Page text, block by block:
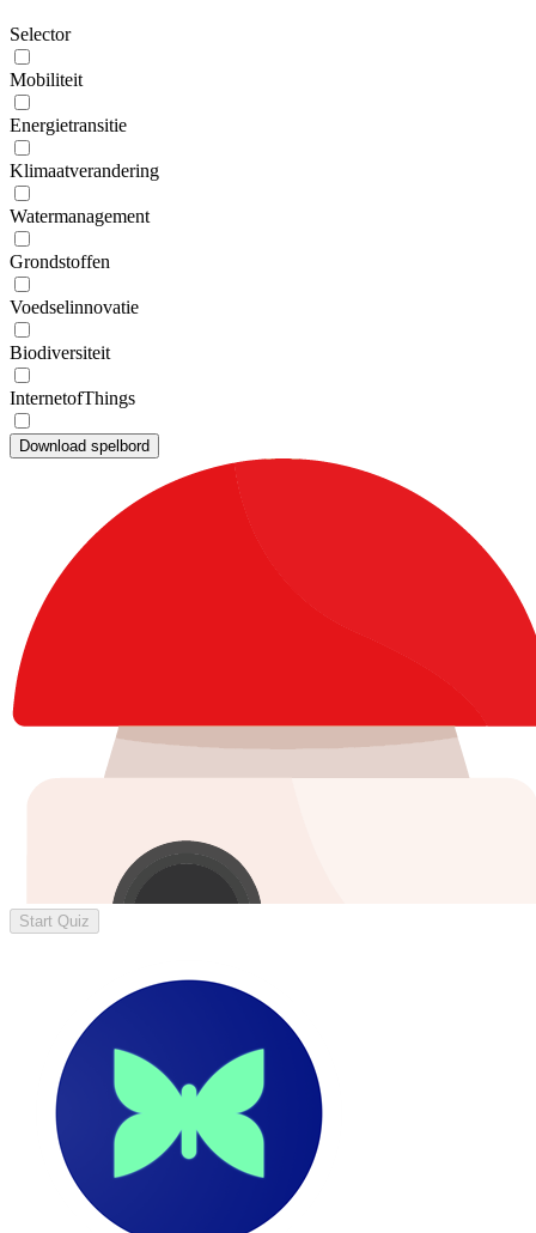
Selector
Mobiliteit
Energietransitie
Klimaatverandering
Watermanagement
Grondstoffen
Voedselinnovatie
Biodiversiteit
InternetofThings
Download spelbord
Start Quiz